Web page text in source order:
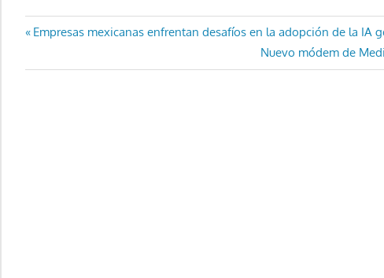
Navegación
de
Entrada
Empresas mexicanas enfrentan desafíos en la adopción de la IA
Entrada
siguiente:
Nuevo módem de